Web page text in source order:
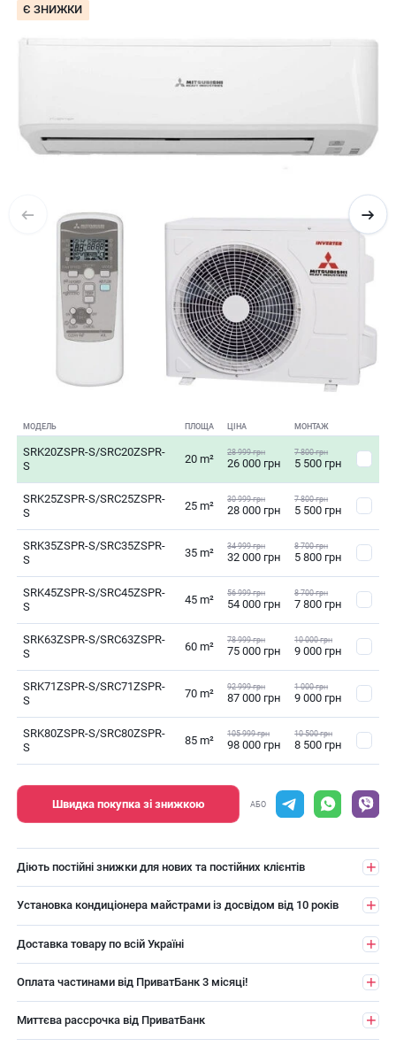
Є ЗНИЖКИ
МОДЕЛЬ ПЛОЩА ЦІНА МОНТАЖ
SRK20ZSPR-S/SRC20ZSPR-
S
20 m²
28 999 грн
26 000 грн
7 800 грн
5 500 грн
SRK25ZSPR-S/SRC25ZSPR-
S
25 m²
30 999 грн
28 000 грн
7 800 грн
5 500 грн
SRK35ZSPR-S/SRC35ZSPR-
S
35 m²
34 999 грн
32 000 грн
8 700 грн
5 800 грн
SRK45ZSPR-S/SRC45ZSPR-
S
45 m²
56 999 грн
54 000 грн
8 700 грн
7 800 грн
SRK63ZSPR-S/SRC63ZSPR-
S
60 m²
78 999 грн
75 000 грн
10 000 грн
9 000 грн
SRK71ZSPR-S/SRC71ZSPR-
S
70 m²
92 999 грн
87 000 грн
1 000 грн
9 000 грн
SRK80ZSPR-S/SRC80ZSPR-
S
85 m²
105 999 грн
98 000 грн
10 500 грн
8 500 грн
Швидка покупка зі знижкою АБО
Діють постійні знижки для нових та постійних клієнтів
Установка кондиціонера майстрами із досвідом від 10 років
Доставка товару по всій Україні
Оплата частинами від ПриватБанк 3 місяці!
Миттєва рассрочка від ПриватБанк